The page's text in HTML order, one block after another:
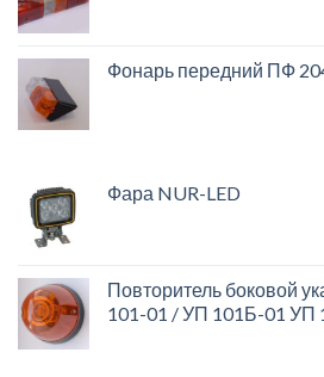
Фонарь передний ПФ
Фара NUR-LED
Повторитель боковой
101-01 / УП 101Б-01 УП